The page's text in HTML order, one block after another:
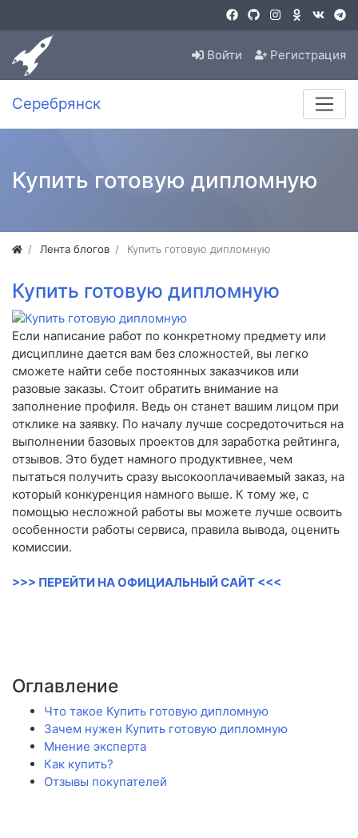
Войти Регистрация
Серебрянск
Купить готовую дипломную
Лента блогов Купить готовую дипломную
Купить готовую дипломную
Если написание работ по конкретному предмету или
дисциплине дается вам без сложностей, вы легко
сможете найти себе постоянных заказчиков или
разовые заказы. Стоит обратить внимание на
заполнение профиля. Ведь он станет вашим лицом при
отклике на заявку. По началу лучше сосредоточиться на
выполнении базовых проектов для заработка рейтинга,
отзывов. Это будет намного продуктивнее, чем
пытаться получить сразу высокооплачиваемый заказ, на
который конкуренция намного выше. К тому же, с
помощью несложной работы вы можете лучше освоить
особенности работы сервиса, правила вывода, оценить
комиссии.
>>> ПЕРЕЙТИ НА ОФИЦИАЛЬНЫЙ САЙТ <<<
Оглавление
Что такое Купить готовую дипломную
Зачем нужен Купить готовую дипломную
Мнение эксперта
Как купить?
Отзывы покупателей